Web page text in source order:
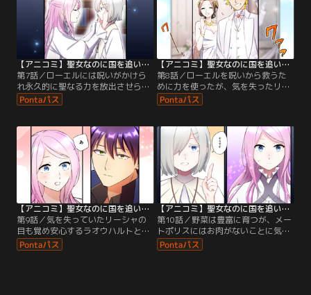
【アニコミ】聖女なのに国を追い出されたので、崩壊寸前の隣国へ来ました～力を解放したので国が平和になってきましたが元の国まで加護は届きませんよ～ 第07話
第7話／ローエルには呪いがかけら
れ永久的に聖なる力を放出させられ
ていることを知ったリーシャ。そん
なリーシャがとった行動とは…
【アニコミ】聖女なのに国を追い出されたので、崩壊寸前の隣国へ来ました～力を解放したので国が平和になってきましたが元の国まで加護は届きませんよ～ 第08話
第8話／ローエルを呪いから救うた
めに力を使ったが、気を失ったリー
シャ。同時期、リーシャの母国バー
ズーデンではとある出来事が起こり
【アニコミ】聖女なのに国を追い出されたので、崩壊寸前の隣国へ来ました～力を解放したので国が平和になってきましたが元の国まで加護は届きませんよ～ 第09話
第9話／気を失っていたリーシャの
目も覚め安心するラオウハルトとロ
ーエル。そんな中、ラオウハルトの
婚約者についての話題になり…
【アニコミ】聖女なのに国を追い出されたので、崩壊寸前の隣国へ来ました～力を解放したので国が平和になってきましたが元の国まで加護は届きませんよ～ 第10話
第10話／野菜は豊富に育つが、メー
トポリスにはお肉がないことに気づ
いたリーシャ。ローエルに相談した
ところ、とある方法を提案され…